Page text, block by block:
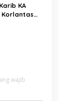
KA
Korlantas
wajib